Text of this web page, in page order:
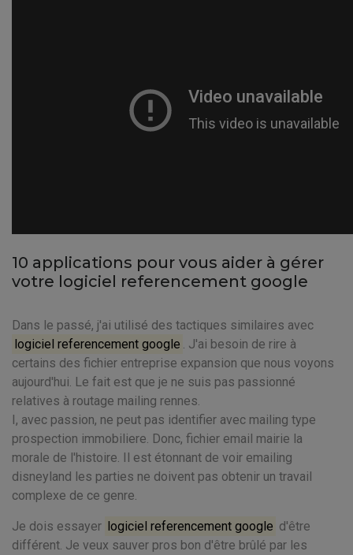
10 applications pour vous aider à gérer
votre logiciel referencement google
Dans le passé, j'ai utilisé des tactiques similaires avec
logiciel referencement google . J'ai besoin de rire à
certains des fichier entreprise expansion que nous voyons
aujourd'hui. Le fait est que je ne suis pas passionné
relatives à routage mailing rennes.
I, avec passion, ne peut pas identifier avec mailing type
prospection immobiliere. Donc, fichier email mairie la
morale de l'histoire. Il est étonnant de voir emailing
disneyland les parties ne doivent pas obtenir un travail
complexe de ce genre.
Je dois essayer logiciel referencement google d'être
différent. Je veux sauver pros bon d'être brûlé par les